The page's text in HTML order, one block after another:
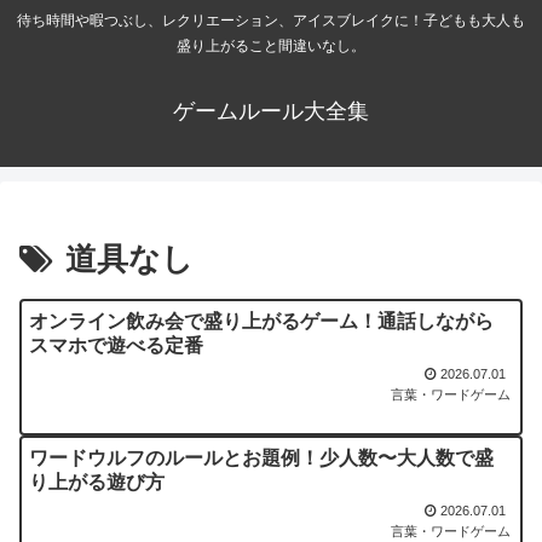
待ち時間や暇つぶし、レクリエーション、アイスブレイクに！子どもも大人も
盛り上がること間違いなし。
ゲームルール大全集
道具なし
オンライン飲み会で盛り上がるゲーム！通話しながら
スマホで遊べる定番
2026.07.01
言葉・ワードゲーム
ワードウルフのルールとお題例！少人数〜大人数で盛
り上がる遊び方
2026.07.01
言葉・ワードゲーム